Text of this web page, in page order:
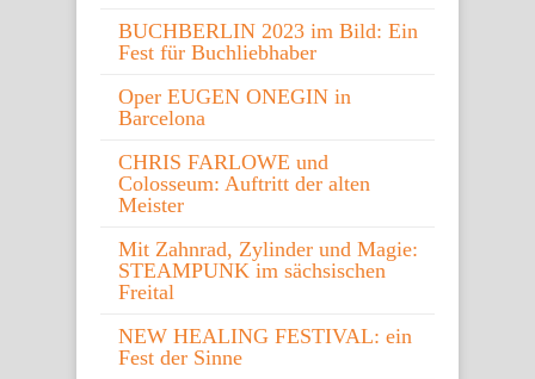
BUCHBERLIN 2023 im Bild: Ein
Fest für Buchliebhaber
Oper EUGEN ONEGIN in
Barcelona
CHRIS FARLOWE und
Colosseum: Auftritt der alten
Meister
Mit Zahnrad, Zylinder und Magie:
STEAMPUNK im sächsischen
Freital
NEW HEALING FESTIVAL: ein
Fest der Sinne